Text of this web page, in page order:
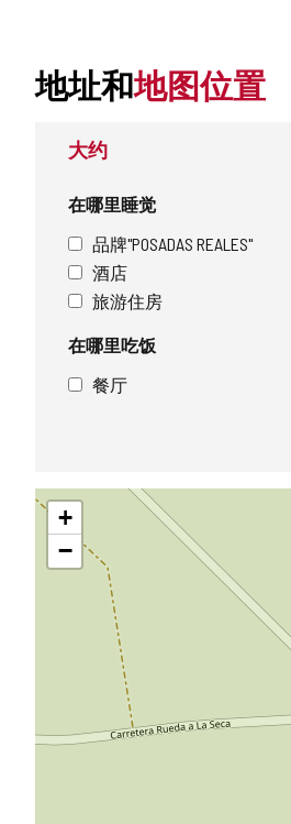
地址和地图位置
大约
在哪里睡觉
品牌"POSADAS REALES"
酒店
旅游住房
在哪里吃饭
餐厅
跳
地
图
+
−